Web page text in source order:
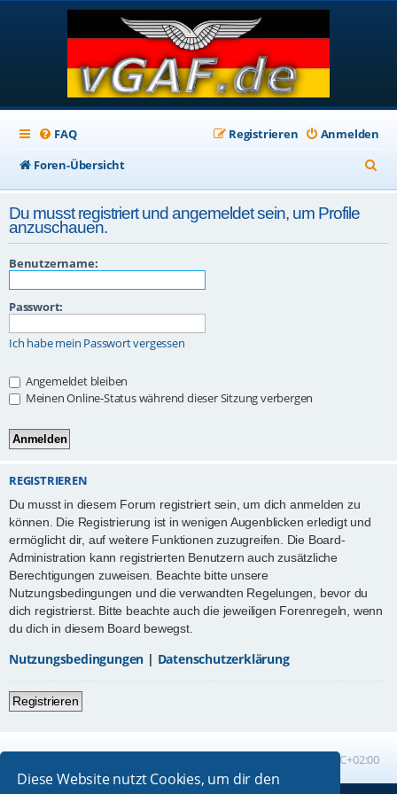
Diese Website nutzt Cookies, um dir den
FAQ Anmelden
Registrieren
Foren-Übersicht
u
h
Du musst registriert und angemeldet sein, um Profile
anzuschauen.
Benutzername:
Passwort:
Ich habe mein Passwort vergessen
Angemeldet bleiben
Meinen Online-Status während dieser Sitzung verbergen
REGISTRIEREN
Du musst in diesem Forum registriert sein, um dich anmelden zu
können. Die Registrierung ist in wenigen Augenblicken erledigt und
ermöglicht dir, auf weitere Funktionen zuzugreifen. Die Board-
Administration kann registrierten Benutzern auch zusätzliche
Berechtigungen zuweisen. Beachte bitte unsere
Nutzungsbedingungen und die verwandten Regelungen, bevor du
dich registrierst. Bitte beachte auch die jeweiligen Forenregeln, wenn
du dich in diesem Board bewegst.
Nutzungsbedingungen | Datenschutzerklärung
Registrieren
UTC+02:00